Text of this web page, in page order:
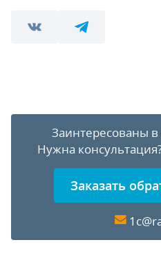
Заинтересованы в
Нужна
Заказать